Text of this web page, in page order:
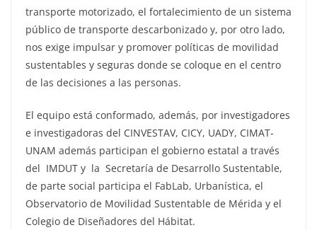
transporte motorizado, el fortalecimiento de un sistema
público de transporte descarbonizado y, por otro lado,
nos exige impulsar y promover políticas de movilidad
sustentables y seguras donde se coloque en el centro
de las decisiones a las personas.
El equipo está conformado, además, por investigadores
e investigadoras del CINVESTAV, CICY, UADY, CIMAT-
UNAM además participan el gobierno estatal a través
del IMDUT y la Secretaría de Desarrollo Sustentable,
de parte social participa el FabLab, Urbanística, el
Observatorio de Movilidad Sustentable de Mérida y el
Colegio de Diseñadores del Hábitat.